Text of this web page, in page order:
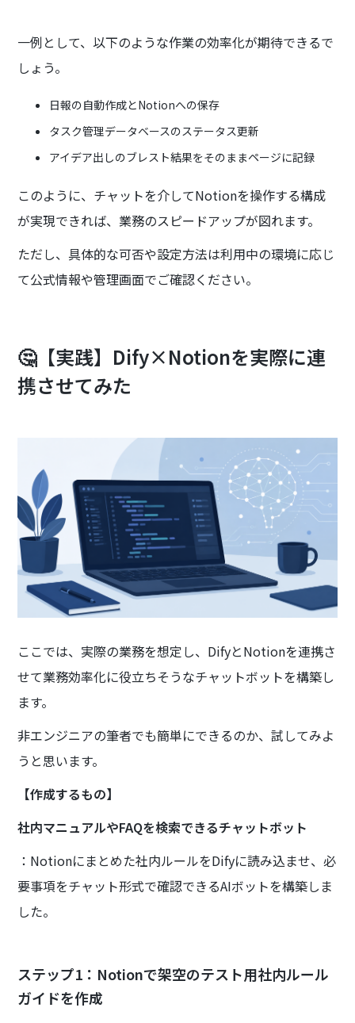
一例として、以下のような作業の効率化が期待できるで
しょう。
日報の自動作成とNotionへの保存
タスク管理データベースのステータス更新
アイデア出しのブレスト結果をそのままページに記録
このように、チャットを介してNotionを操作する構成
が実現できれば、業務のスピードアップが図れます。
ただし、具体的な可否や設定方法は利用中の環境に応じ
て公式情報や管理画面でご確認ください。
🤔【実践】Dify×Notionを実際に連
携させてみた
ここでは、実際の業務を想定し、DifyとNotionを連携さ
せて業務効率化に役立ちそうなチャットボットを構築し
ます。
非エンジニアの筆者でも簡単にできるのか、試してみよ
うと思います。
【作成するもの】
社内マニュアルやFAQを検索できるチャットボット
：Notionにまとめた社内ルールをDifyに読み込ませ、必
要事項をチャット形式で確認できるAIボットを構築しま
した。
ステップ1：Notionで架空のテスト用社内ルール
ガイドを作成